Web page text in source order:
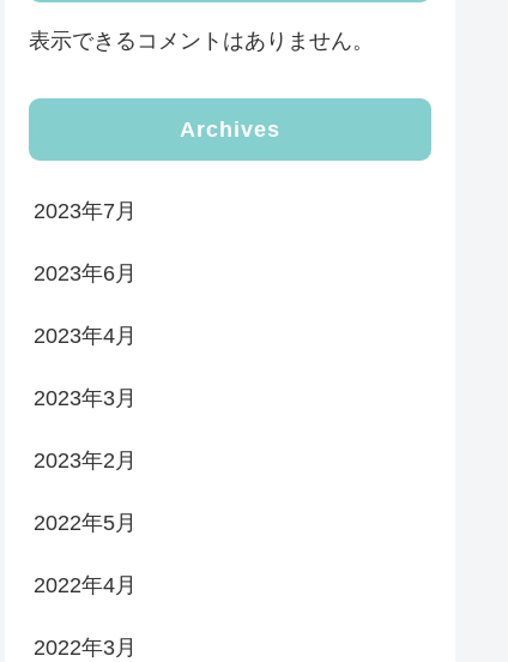
表示できるコメントはありません。
Archives
2023年7月
2023年6月
2023年4月
2023年3月
2023年2月
2022年5月
2022年4月
2022年3月